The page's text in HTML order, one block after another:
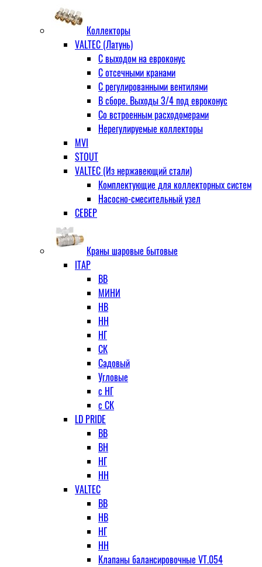
Коллекторы
VALTEC (Латунь)
С выходом на евроконус
С отсечными кранами
С регулированными вентилями
В сборе. Выходы 3/4 под евроконус
Со встроенным расходомерами
Нерегулируемые коллекторы
MVI
STOUT
VALTEC (Из нержавеющий стали)
Комплектующие для коллекторных систем
Насосно-смесительный узел
СЕВЕР
Краны шаровые бытовые
ITAP
ВВ
МИНИ
НВ
НН
НГ
СК
Садовый
Угловые
с НГ
с СК
LD PRIDE
ВВ
ВН
НГ
НН
VALTEC
ВВ
НВ
НГ
НН
Клапаны балансировочные VT.054